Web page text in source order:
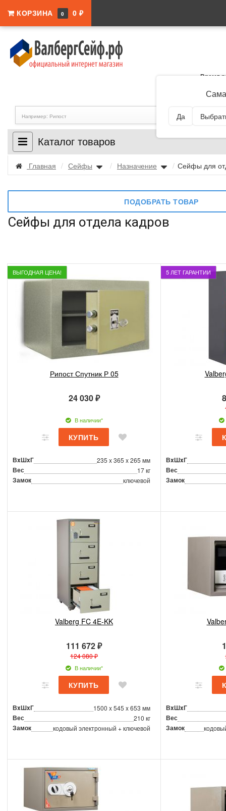
КОРЗИНА 0 0 ₽
Да
Время
Каталог товаров
Главная / Сейфы / Назначение / Сейфы для
ПОДОБРАТЬ ТОВАР
Сейфы для отдела кадров
ВЫГОДНАЯ ЦЕНА!
Рипост Спутник Р 05
24 030 ₽
В наличии*
ВxШxГ 235 x 365 x 265 мм
Вес 17 кг
Замок ключевой
5 ЛЕТ ГАРАНТИИ
ВxШxГ
Вес
Замок
Valberg FC 4E-KK
111 672 ₽
124 080 ₽
В наличии*
ВxШxГ 1500 x 545 x 653 мм
Вес 210 кг
Замок кодовый электронный + ключевой
ВxШxГ
Вес
Замок